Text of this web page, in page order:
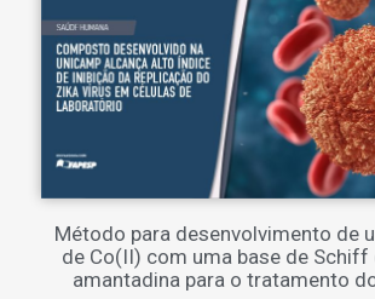
Método para desenvolvimento de
de Co(II) com uma base de Schiff
amantadina para o tratamento